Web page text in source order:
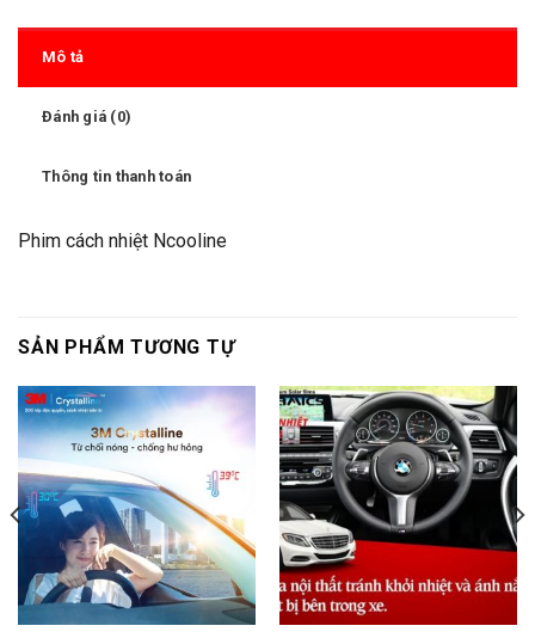
Mô tả
Đánh giá (0)
Thông tin thanh toán
Phim cách nhiệt Ncooline
SẢN PHẨM TƯƠNG TỰ